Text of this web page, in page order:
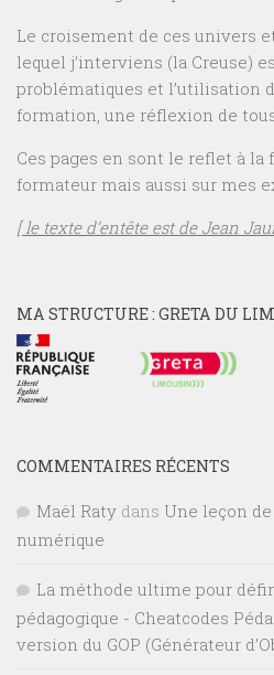
Le croisement de ces univers
lequel j’interviens (la Creuse)
problématiques et l’utilisation
formation, une réflexion de
Ces pages en sont le reflet à la
formateur mais aussi sur mes
[ le texte d’entête est de Jean
MA STRUCTURE : GRETA DU
COMMENTAIRES RÉCENTS
Maël Raty dans Une leçon
numérique
La méthode ultime pour
pédagogique - Cheatcodes
version du GOP (Générateur